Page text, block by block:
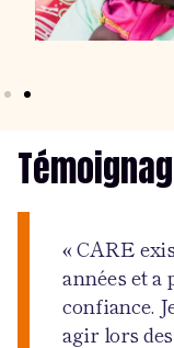
« CARE
années et a
confiance.
agir lors